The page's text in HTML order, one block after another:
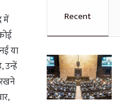
में
या
उन्हें
Recent